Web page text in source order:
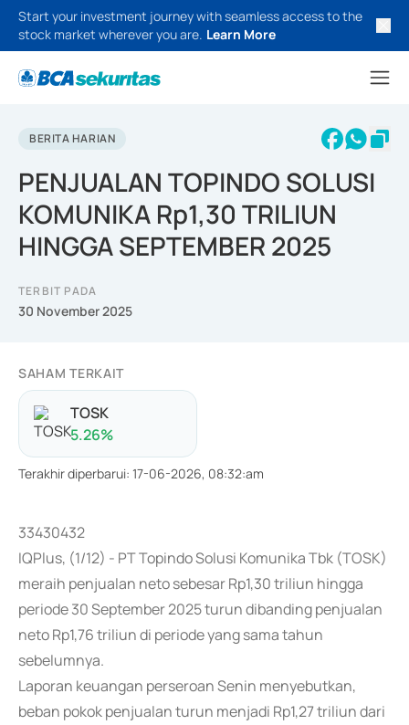
Start your investment journey with seamless access to the
stock market wherever you are. Learn More
BERITA HARIAN
PENJUALAN TOPINDO SOLUSI
KOMUNIKA Rp1,30 TRILIUN
HINGGA SEPTEMBER 2025
TERBIT PADA
30 November 2025
SAHAM TERKAIT
TOSK
5.26%
Terakhir diperbarui: 17-06-2026, 08:32:am
33430432
IQPlus, (1/12) - PT Topindo Solusi Komunika Tbk (TOSK)
meraih penjualan neto sebesar Rp1,30 triliun hingga
periode 30 September 2025 turun dibanding penjualan
neto Rp1,76 triliun di periode yang sama tahun
sebelumnya.
Laporan keuangan perseroan Senin menyebutkan,
beban pokok penjualan turun menjadi Rp1,27 triliun dari